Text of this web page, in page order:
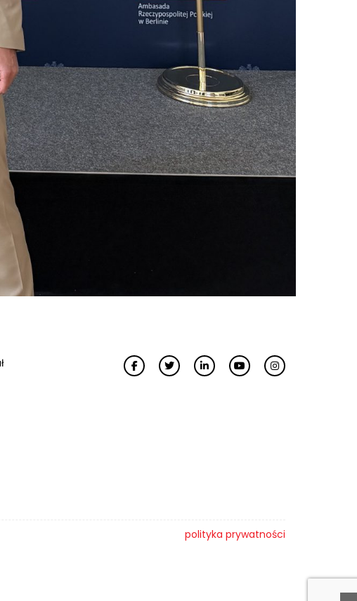
polityka prywatności